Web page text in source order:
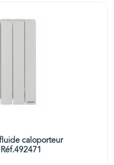
caloporteur